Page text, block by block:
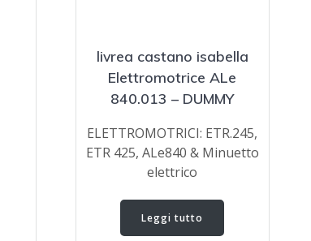
livrea castano isabella
Elettromotrice ALe
840.013 – DUMMY
ELETTROMOTRICI: ETR.245,
ETR 425, ALe840 & Minuetto
elettrico
Leggi tutto